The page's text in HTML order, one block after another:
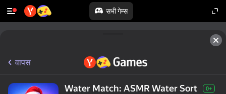
सभी गेम्स
वापस
Water Match: ASMR Water Sort 0+